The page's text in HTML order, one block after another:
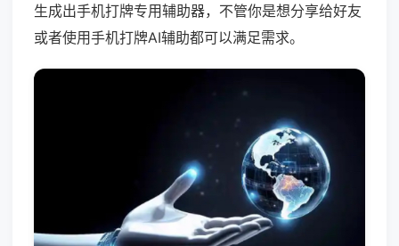
生成出手机打牌专用辅助器，不管你是想分享给好友
或者使用手机打牌AI辅助都可以满足需求。